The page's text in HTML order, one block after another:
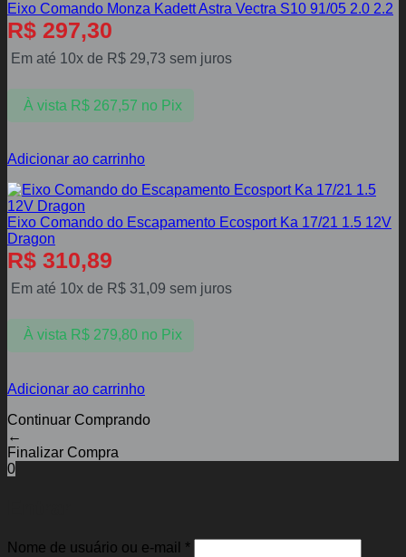
Eixo Comando Monza Kadett Astra Vectra S10 91/05 2.0 2.2
R$ 297,30
Em até 10x de R$ 29,73 sem juros
À vista R$267,57 no Pix
Adicionar ao carrinho
Eixo Comando do Escapamento Ecosport Ka 17/21 1.5 12V
Dragon
R$ 310,89
Em até 10x de R$ 31,09 sem juros
À vista R$279,80 no Pix
Adicionar ao carrinho
Continuar Comprando
←
Finalizar Compra
0
Nome de usuário ou e-mail *Obrigatório